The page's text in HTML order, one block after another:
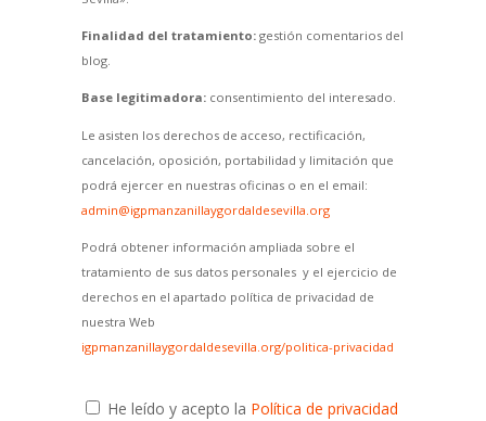
Finalidad del tratamiento:gestión comentarios del
blog.
Base legitimadora:consentimiento del interesado.
Le asisten los derechos de acceso, rectificación,
cancelación, oposición, portabilidad y limitación que
podrá ejercer en nuestras oficinas o en el email:
admin@igpmanzanillaygordaldesevilla.org
Podrá obtener información ampliada sobre el
tratamiento de sus datos personales y el ejercicio de
derechos en el apartado política de privacidad de
nuestra Web
igpmanzanillaygordaldesevilla.org/politica-privacidad
He leído y acepto la Política de privacidad